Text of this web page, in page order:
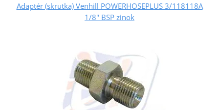
Adaptér (skrutka) Venhill POWERHOSEPLUS 3/118118A
1/8" BSP zinok